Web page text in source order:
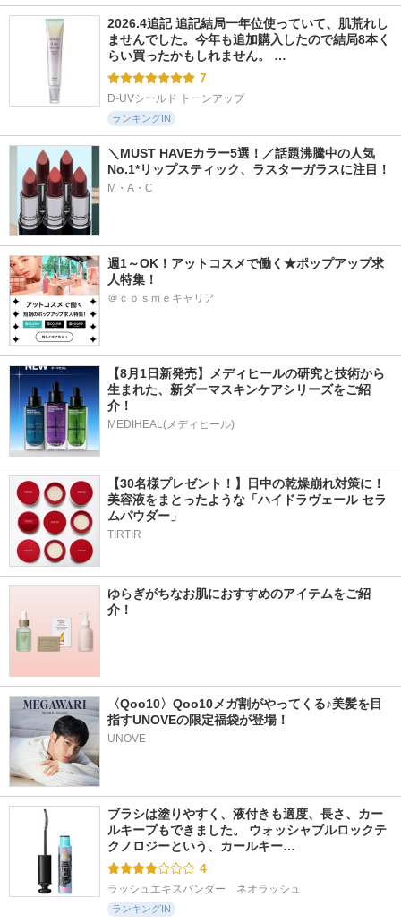
2026.4追記 追記結局一年位使っていて、肌荒れし
ませんでした。今年も追加購入したので結局8本く
らい買ったかもしれません。 …
7
D-UVシールド トーンアップ
ランキングIN
＼MUST HAVEカラー5選！／話題沸騰中の人気
No.1*リップスティック、ラスターガラスに注目！
M・A・C
週1～OK！アットコスメで働く★ポップアップ求
人特集！
＠ｃｏｓｍｅキャリア
【8月1日新発売】メディヒールの研究と技術から
生まれた、新ダーマスキンケアシリーズをご紹
介！
MEDIHEAL(メディヒール)
【30名様プレゼント！】日中の乾燥崩れ対策に！
美容液をまとったような「ハイドラヴェール セラ
ムパウダー」
TIRTIR
ゆらぎがちなお肌におすすめのアイテムをご紹
介！
〈Qoo10〉Qoo10メガ割がやってくる♪美髪を目
指すUNOVEの限定福袋が登場！
UNOVE
ブラシは塗りやすく、液付きも適度、長さ、カー
ルキープもできました。 ウォッシャブルロックテ
クノロジーという、カールキー…
4
ラッシュエキスパンダー　ネオラッシュ
ランキングIN